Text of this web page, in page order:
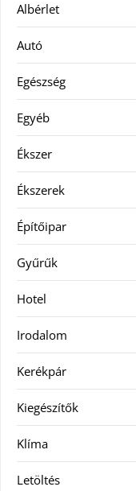
Albérlet
Autó
Egészség
Egyéb
Ékszer
Ékszerek
Építőipar
Gyűrűk
Hotel
Irodalom
Kerékpár
Kiegészítők
Klíma
Letöltés